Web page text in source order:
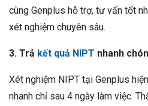
cùng Genplus hỗ trợ, tư vấn tốt
xét nghiệm chuyên sâu.
3. Trả kết quả NIPT nhanh
Xét nghiệm NIPT tại Genplus
nhanh chỉ sau 4 ngày làm việc.